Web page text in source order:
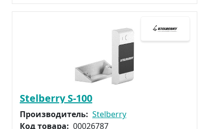
Stelberry S-100
Производитель: Stelberry
Код товара: 00026787